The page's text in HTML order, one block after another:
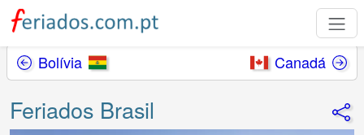
Bolívia Canadá
Feriados Brasil